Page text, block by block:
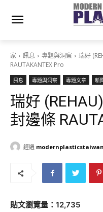
家 訊息 專題與洞察
瑞好
RAUTAKANTEX Pro
訊息 專題與洞察 專題文章 新
瑞好
封邊條
經過 modernplasticstaiwan
貼文瀏覽量：12,735